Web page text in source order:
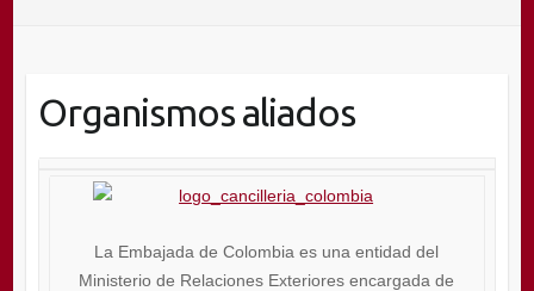
Organismos aliados
La Embajada de Colombia es una entidad del
Ministerio de Relaciones Exteriores encargada de